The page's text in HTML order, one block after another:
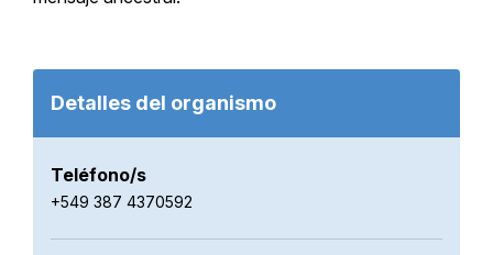
Detalles del organismo
Teléfono/s
+549 387 4370592